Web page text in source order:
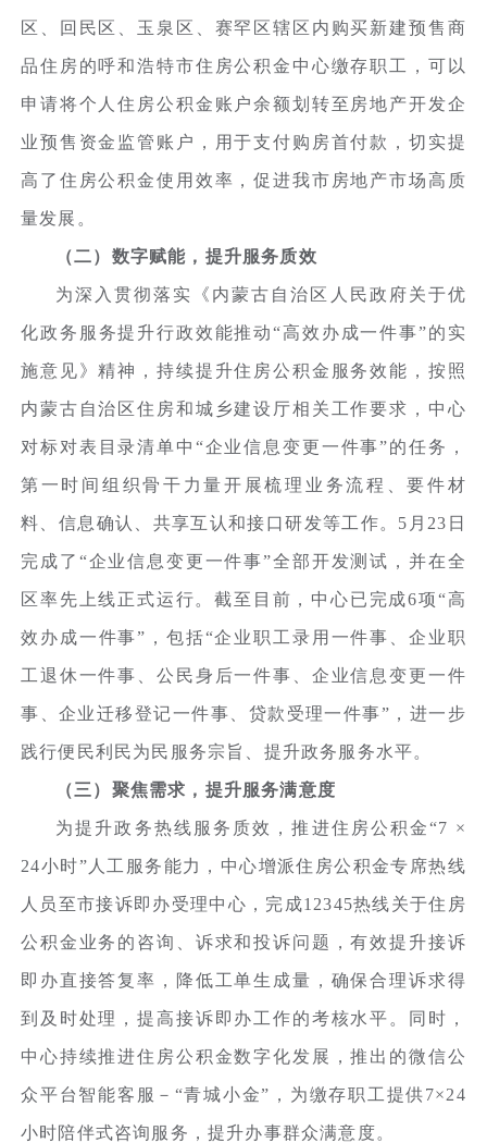
区、回民区、玉泉区、赛罕区辖区内购买新建预售商
品住房的呼和浩特市住房公积金中心缴存职工，可以
申请将个人住房公积金账户余额划转至房地产开发企
业预售资金监管账户，用于支付购房首付款，切实提
高了住房公积金使用效率，促进我市房地产市场高质
量发展。
（二）数字赋能，提升服务质效
为深入贯彻落实《内蒙古自治区人民政府关于优
化政务服务提升行政效能推动“高效办成一件事”的实
施意见》精神，持续提升住房公积金服务效能，按照
内蒙古自治区住房和城乡建设厅相关工作要求，中心
对标对表目录清单中“企业信息变更一件事”的任务，
第一时间组织骨干力量开展梳理业务流程、要件材
料、信息确认、共享互认和接口研发等工作。5月23日
完成了“企业信息变更一件事”全部开发测试，并在全
区率先上线正式运行。截至目前，中心已完成6项“高
效办成一件事”，包括“企业职工录用一件事、企业职
工退休一件事、公民身后一件事、企业信息变更一件
事、企业迁移登记一件事、贷款受理一件事”，进一步
践行便民利民为民服务宗旨、提升政务服务水平。
（三）聚焦需求，提升服务满意度
为提升政务热线服务质效，推进住房公积金“7 ×
24小时”人工服务能力，中心增派住房公积金专席热线
人员至市接诉即办受理中心，完成12345热线关于住房
公积金业务的咨询、诉求和投诉问题，有效提升接诉
即办直接答复率，降低工单生成量，确保合理诉求得
到及时处理，提高接诉即办工作的考核水平。同时，
中心持续推进住房公积金数字化发展，推出的微信公
众平台智能客服－“青城小金”，为缴存职工提供7×24
小时陪伴式咨询服务，提升办事群众满意度。